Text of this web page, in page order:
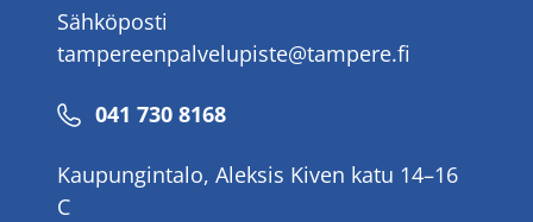
Sähköposti
tampereenpalvelupiste@tampere.fi
Puhelinnumero
041 730 8168
Kaupungintalo, Aleksis Kiven katu 14–16
C